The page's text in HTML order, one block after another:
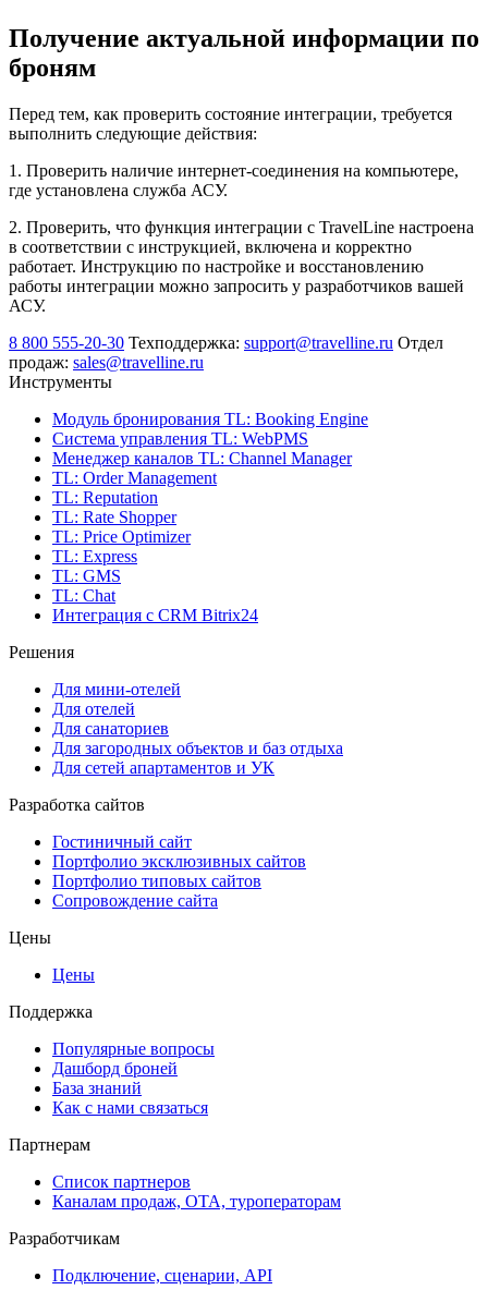
Получение актуальной информации по
броням
Перед тем, как проверить состояние интеграции, требуется
выполнить следующие действия:
1. Проверить наличие интернет-соединения на компьютере,
где установлена служба АСУ.
2. Проверить, что функция интеграции с TravelLine настроена
в соответствии с инструкцией, включена и корректно
работает. Инструкцию по настройке и восстановлению
работы интеграции можно запросить у разработчиков вашей
АСУ.
8 800 555-20-30 Техподдержка: support@travelline.ru Отдел
продаж: sales@travelline.ru
Инструменты
Модуль бронирования TL: Booking Engine
Система управления TL: WebPMS
Менеджер каналов TL: Channel Manager
TL: Order Management
TL: Reputation
TL: Rate Shopper
TL: Price Optimizer
TL: Express
TL: GMS
TL: Chat
Интеграция с CRM Bitrix24
Решения
Для мини-отелей
Для отелей
Для санаториев
Для загородных объектов и баз отдыха
Для сетей апартаментов и УК
Разработка сайтов
Гостиничный сайт
Портфолио эксклюзивных сайтов
Портфолио типовых сайтов
Сопровождение сайта
Цены
Цены
Поддержка
Популярные вопросы
Дашборд броней
База знаний
Как с нами связаться
Партнерам
Список партнеров
Каналам продаж, ОТА, туроператорам
Разработчикам
Подключение, сценарии, API